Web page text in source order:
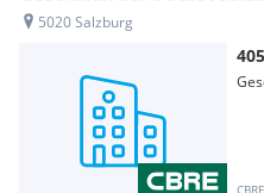
5020 Salzburg
405